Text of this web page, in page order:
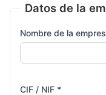
Datos de la
Nombre de la
CIF / NIF *